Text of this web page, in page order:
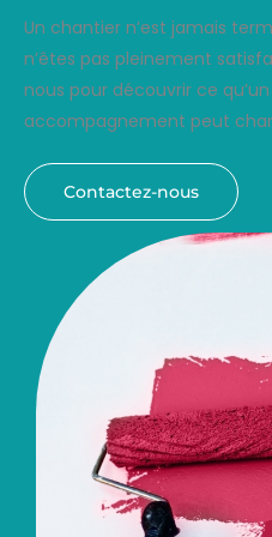
Un chantier n’est jamais
n’êtes pas pleinement
nous pour découvrir ce
accompagnement peut
Contactez-nous